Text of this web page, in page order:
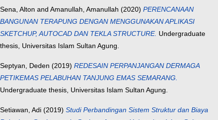
Sena, Alton and Amanullah, Amanullah (2020) PERENCANAAN
BANGUNAN TERAPUNG DENGAN MENGGUNAKAN APLIKASI
SKETCHUP, AUTOCAD DAN TEKLA STRUCTURE. Undergraduate
thesis, Universitas Islam Sultan Agung.
Septyan, Deden (2019) REDESAIN PERPANJANGAN DERMAGA
PETIKEMAS PELABUHAN TANJUNG EMAS SEMARANG.
Undergraduate thesis, Universitas Islam Sultan Agung.
Setiawan, Adi (2019) Studi Perbandingan Sistem Struktur dan Biaya